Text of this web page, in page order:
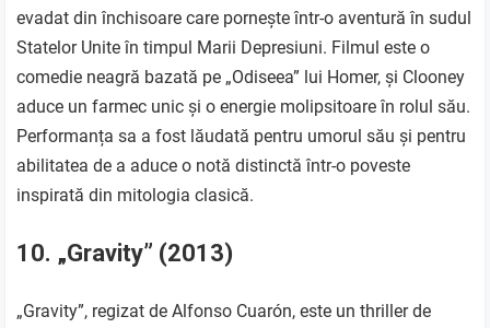
evadat din închisoare care pornește într-o aventură în sudul
Statelor Unite în timpul Marii Depresiuni. Filmul este o
comedie neagră bazată pe „Odiseea” lui Homer, și Clooney
aduce un farmec unic și o energie molipsitoare în rolul său.
Performanța sa a fost lăudată pentru umorul său și pentru
abilitatea de a aduce o notă distinctă într-o poveste
inspirată din mitologia clasică.
10. „Gravity” (2013)
„Gravity”, regizat de Alfonso Cuarón, este un thriller de